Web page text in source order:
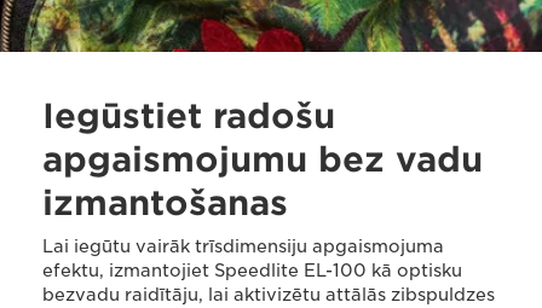
Iegūstiet radošu
apgaismojumu bez vadu
izmantošanas
Lai iegūtu vairāk trīsdimensiju apgaismojuma
efektu, izmantojiet Speedlite EL-100 kā optisku
bezvadu raidītāju, lai aktivizētu attālās zibspuldzes